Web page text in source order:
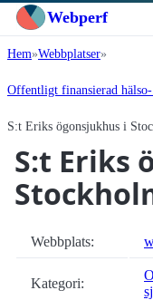
Webperf
Hem Webbplatser
Offentligt finansierad
S:t Eriks ögonsjukhus i
S:t Eriks
Webbplats:
Kategori: